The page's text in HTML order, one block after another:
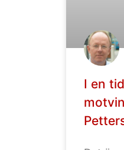
I en